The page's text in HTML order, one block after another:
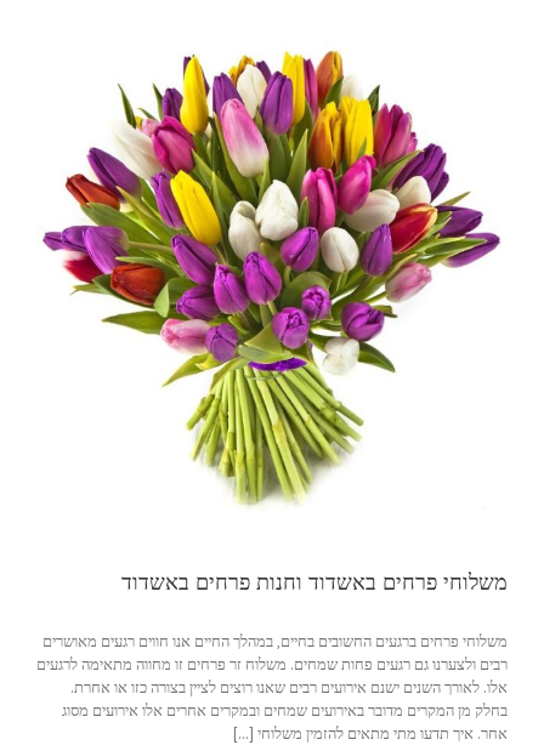
משלוחי פרחים באשדוד וחנות פרחים באשדוד
משלוחי פרחים ברגעים החשובים בחיים, במהלך החיים אנו חווים רגעים מאושרים
רבים ולצערנו גם רגעים פחות שמחים. משלוח זר פרחים זו מחווה מתאימה לרגעים
אלו. לאורך השנים ישנם אירועים רבים שאנו רוצים לציין בצורה כזו או אחרת.
בחלק מן המקרים מדובר באירועים שמחים ובמקרים אחרים אלו אירועים מסוג
אחר. איך תדעו מתי מתאים להזמין משלוחי [...]